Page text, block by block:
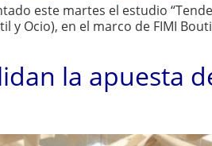
este martes el estudio
y Ocio), en el marco de FIMI
la apuesta